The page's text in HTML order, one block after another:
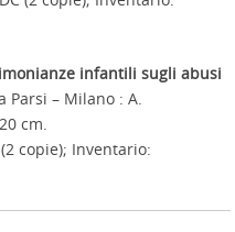
infantili sugli abusi
Parsi – Milano : A.
cm.
copie); Inventario: